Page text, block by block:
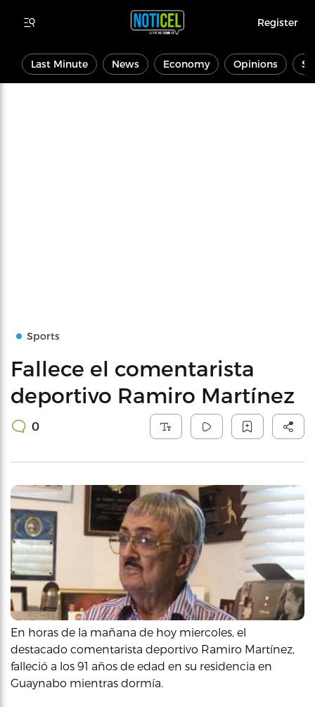
Register
Last Minute News Economy Opinions
Sports
Fallece el comentarista
deportivo Ramiro Martínez
0
En horas de la mañana de hoy miercoles, el
destacado comentarista deportivo Ramiro Martínez,
falleció a los 91 años de edad en su residencia en
Guaynabo mientras dormía.